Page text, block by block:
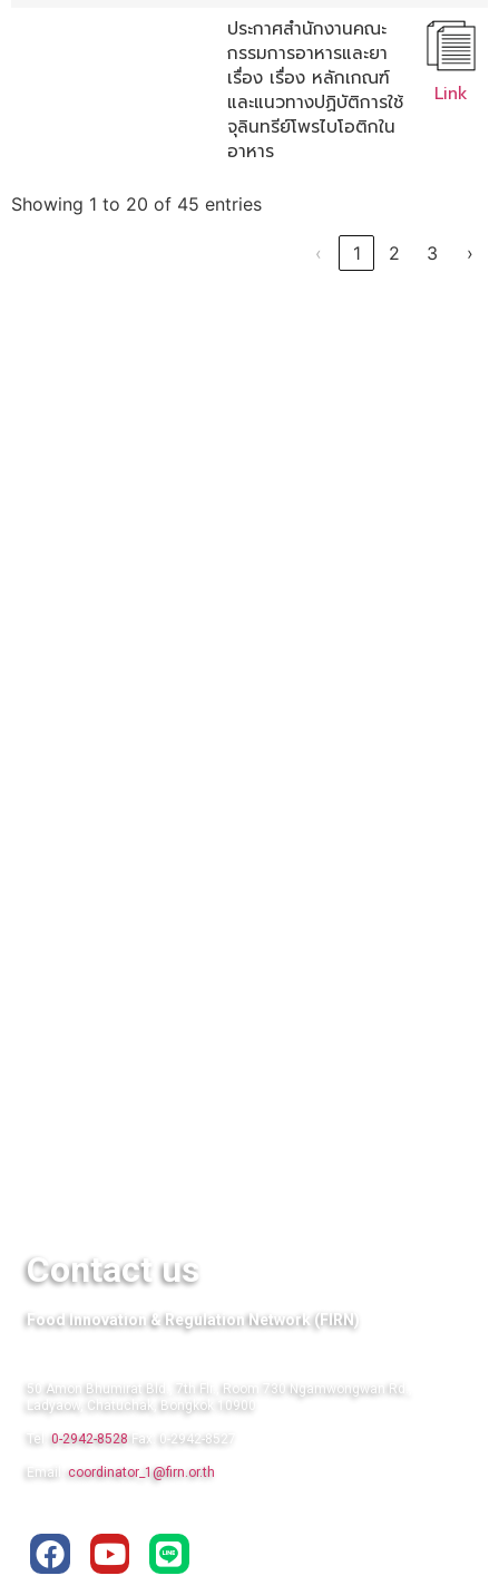
ประกาศสำนักงานคณะ
กรรมการอาหารและยา
เรื่อง เรื่อง หลักเกณฑ์
และแนวทางปฏิบัติการใช้
จุลินทรีย์โพรไบโอติกใน
อาหาร
Link
Showing 1 to 20 of 45 entries
‹ 1 2 3 ›
Contact us
Food Innovation & Regulation Network (FIRN)
50 Amon Bhumirat Bld., 7th Flr., Room 730 Ngamwongwan Rd.,
Ladyaow, Chatuchak, Bongkok 10900
Tel: 0-2942-8528 Fax: 0-2942-8527
Email: coordinator_1@firn.or.th